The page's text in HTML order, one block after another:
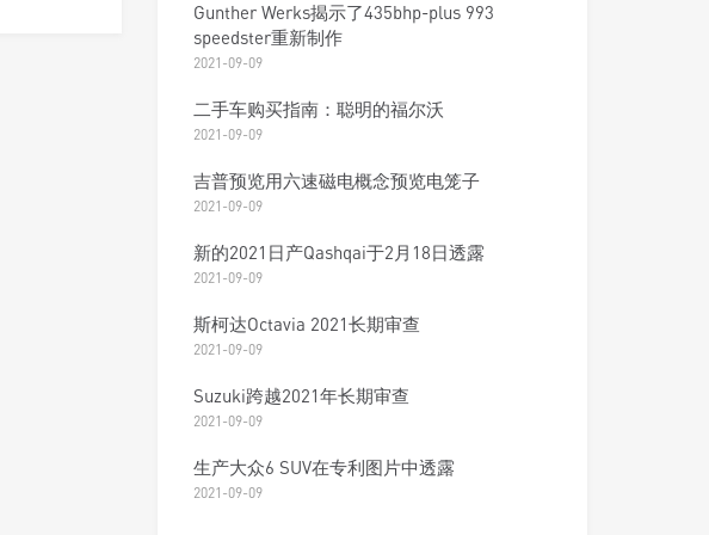
Gunther Werks揭示了435bhp-plus 993
speedster重新制作
2021-09-09
二手车购买指南：聪明的福尔沃
2021-09-09
吉普预览用六速磁电概念预览电笼子
2021-09-09
新的2021日产Qashqai于2月18日透露
2021-09-09
斯柯达Octavia 2021长期审查
2021-09-09
Suzuki跨越2021年长期审查
2021-09-09
生产大众6 SUV在专利图片中透露
2021-09-09